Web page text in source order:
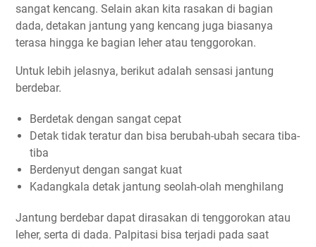
sangat kencang. Selain akan kita rasakan di bagian
dada, detakan jantung yang kencang juga biasanya
terasa hingga ke bagian leher atau tenggorokan.
Untuk lebih jelasnya, berikut adalah sensasi jantung
berdebar.
Berdetak dengan sangat cepat
Detak tidak teratur dan bisa berubah-ubah secara tiba-
tiba
Berdenyut dengan sangat kuat
Kadangkala detak jantung seolah-olah menghilang
Jantung berdebar dapat dirasakan di tenggorokan atau
leher, serta di dada. Palpitasi bisa terjadi pada saat